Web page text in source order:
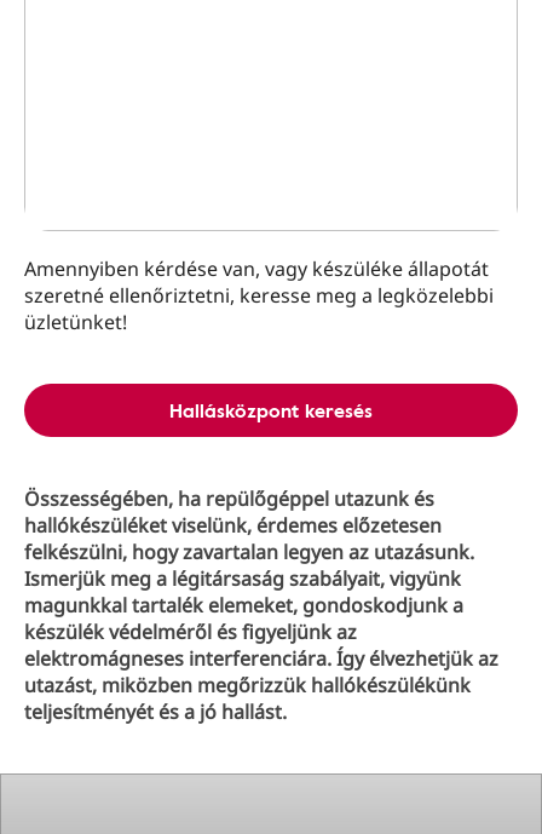
Amennyiben kérdése van, vagy készüléke állapotát
szeretné ellenőriztetni, keresse meg a legközelebbi
üzletünket!
Hallásközpont keresés
Összességében, ha repülőgéppel utazunk és
hallókészüléket viselünk, érdemes előzetesen
felkészülni, hogy zavartalan legyen az utazásunk.
Ismerjük meg a légitársaság szabályait, vigyünk
magunkkal tartalék elemeket, gondoskodjunk a
készülék védelméről és figyeljünk az
elektromágneses interferenciára. Így élvezhetjük az
utazást, miközben megőrizzük hallókészülékünk
teljesítményét és a jó hallást.